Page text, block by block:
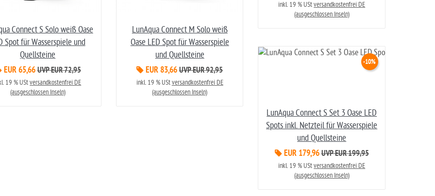
Connect S Solo weiß Oase
Spot für Wasserspiele und
Quellsteine
EUR 65,66 UVP EUR 72,95
19 % UStversandkostenfrei DE
(ausgeschlossen Inseln)
LunAqua Connect M Solo weiß
Oase LED Spot für Wasserspiele
und Quellsteine
EUR 83,66 UVP EUR 92,95
inkl. 19 % UStversandkostenfrei DE
(ausgeschlossen Inseln)
inkl. 19 % UStversandkostenfrei DE
(ausgeschlossen Inseln)
LunAqua Connect S Set 3 Oase LED
Spots inkl. Netzteil für Wasserspiele
und Quellsteine
EUR 179,96
-10%
UVP EUR 199,95
inkl. 19 % UStversandkostenfrei DE
(ausgeschlossen Inseln)